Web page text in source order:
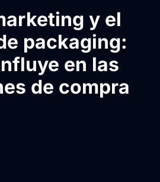
y el
packaging:
en las
de compra